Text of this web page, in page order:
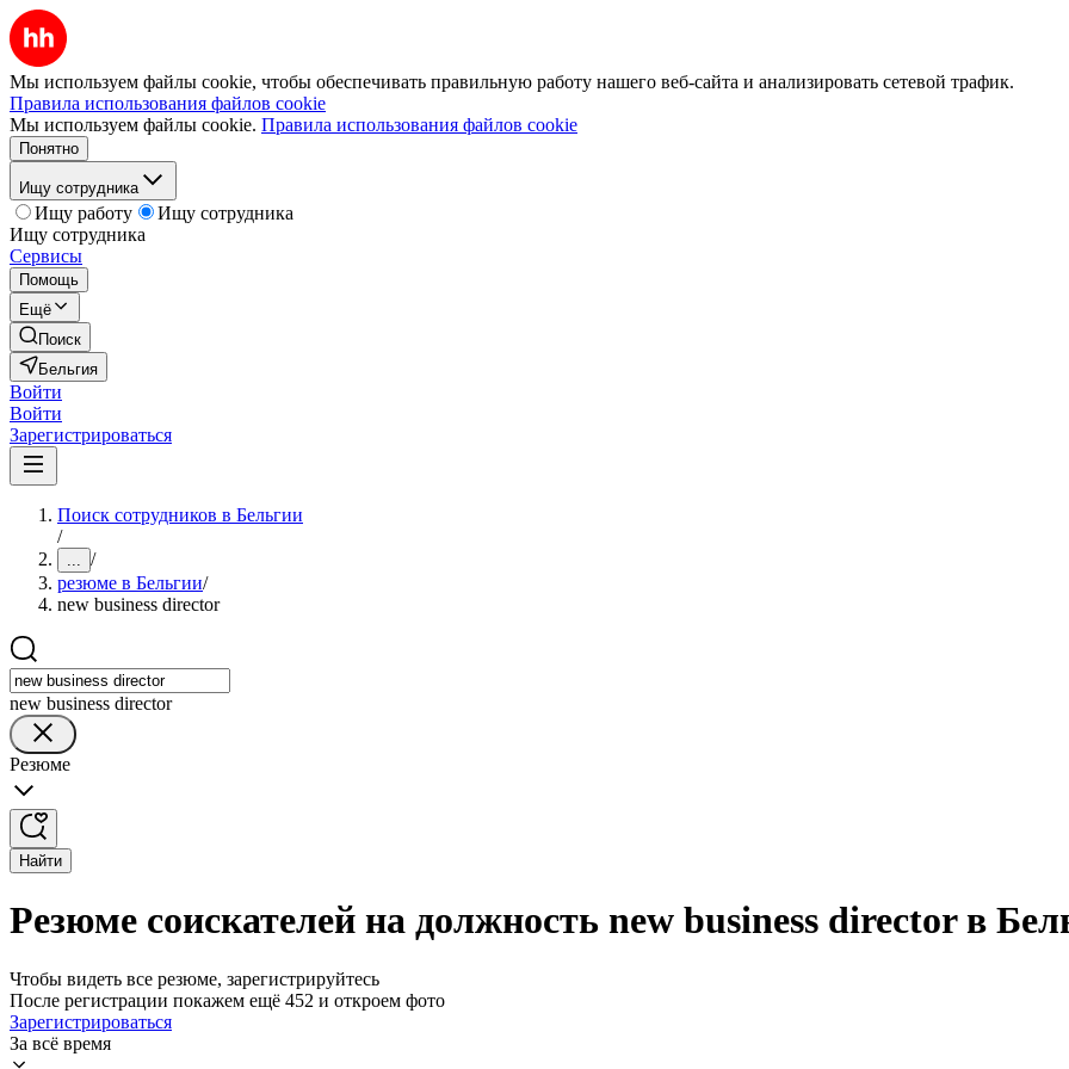
Мы используем файлы cookie, чтобы обеспечивать правильную работу нашего веб-сайта и анализировать сетевой трафик.
Правила использования файлов cookie
Мы используем файлы cookie. Правила использования файлов cookie
Понятно
Ищу сотрудника
Ищу работу
Ищу сотрудника
Ищу сотрудника
Сервисы
Помощь
Ещё
Поиск
Бельгия
Войти
Войти
Зарегистрироваться
Поиск сотрудников в Бельгии
/
... /
резюме в Бельгии/
new business director
new business director
Резюме
Найти
Резюме соискателей на должность new business director в
Чтобы видеть все резюме, зарегистрируйтесь
После регистрации покажем ещё 452 и откроем фото
Зарегистрироваться
За всё время